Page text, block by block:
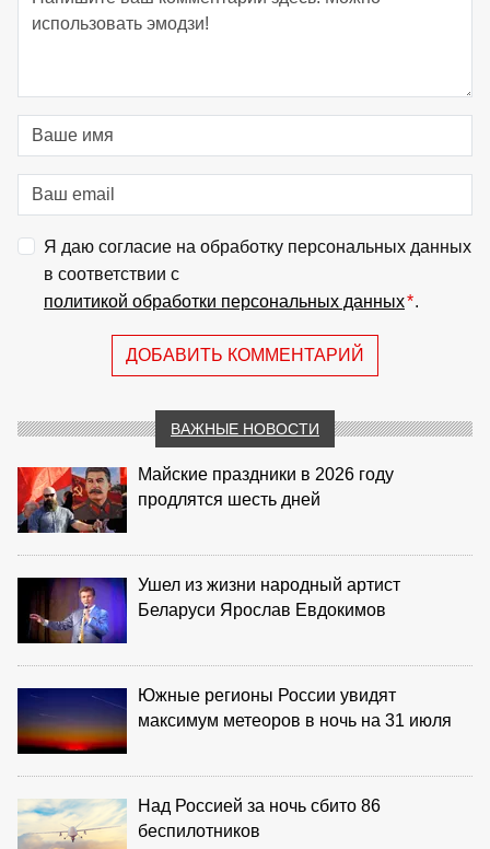
Я даю согласие на обработку персональных данных
в соответствии с
политикой обработки персональных данных*.
ДОБАВИТЬ КОММЕНТАРИЙ
ВАЖНЫЕ НОВОСТИ
Майские праздники в 2026 году
продлятся шесть дней
Ушел из жизни народный артист
Беларуси Ярослав Евдокимов
Южные регионы России увидят
максимум метеоров в ночь на 31 июля
Над Россией за ночь сбито 86
беспилотников